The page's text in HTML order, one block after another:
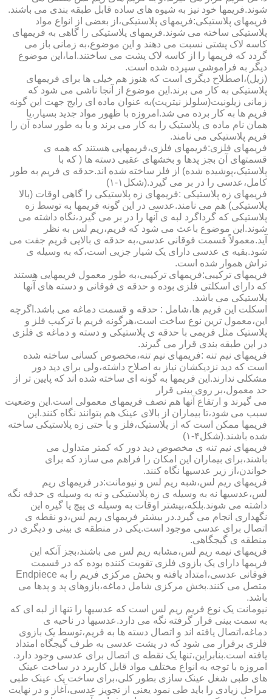
شوند.فریمها خود نیز به شیوه های ساده قابل طبقه بندی می باشند.
فریمهای پلاستیکی:فریمهای پلاستیکی،از بعضی از انواع مواد
پلاستیکی ساخته می شوند.فریمهای پلاستیکی را گاهی به فریمهای
کاسه لاک پشتی نسبت می دهند و این موضوع،به زمانی باز می
گردد که فریمها را از کاسه لاک پشت می ساختند.اما،این موضوع
دیگر به فراموشی سپرده شده است.
(زیل)،اصطلاح دیگری است که هنوز هم خیلی ها برای فریمهای
پلاستیکی به کار می برند.این موضوع از آنجا ناشی می شود که
زمانی زیلونیت(سلولز نیتریت)به عنوان ماده ای رایج جهت این گونه
فریم ها به کار برده می شد.امروزه با ظهور مواد جدید بسیار،یا
همان نام ماده ی پلاستیک را به کار می برند و یا به طور ساده آن را
فریم پلاستیکی می نامند.
فریمهای فلزی:فریمهای فلزی،فریمهایی هستند که همه ی
قسمتهای آن بجز پدها و بخشهای عقبی دسته ها ( که با
پلاستیک،پوشیده شده) از فلز ساخته شده اند.حدقه ی فریم به طور
کامل،عدسی را در بر می گیرد.(شکل۱-۱)
فریمهای زه پلاستیکی :فریمهای زه پلاستیکی را گاهی اوقات (بالا
پلاستیکی) هم می نامند.عدسی در این گونه فریمها به توسط زه
پلاستیکی که گرداگرد لبه ی آنها را در بر می گیرد،نگاه داشته می
شوند.این موضوع باعث می شود که فریم،ریم لس به نظر
آید.معمولاً قسمت فوقانی عدسی،به حدقه ی بالایی فریم جفت می
شود.بقیه ی عدسی دارای یک شیار جزیی است،که به وسیله ی
تراش هموار شده است.
فریمهای ترکیبی:فریمهای ترکیبی،به طور معمول فریمهایی هستند
که دارای اسکلتی فلزی بوده و حدقه ی فوقانی و دسته های آنها
پلاستیکی می باشد.
اسکلت این فریم ها،شامل : حدقه و قسمت دماغه می باشد.اگرچه
این،معمول ترین نوع ساخت است،هرگونه فریم با ترکیب فلز و
پلاستیک مثل فریمی با حدقه ی پلاستیکی و دسته و دماغه ی فلزی
در این طبقه بندی قرار می گیرند.
فریمهای نیم تنه :فریمهای نیم تنه،مخصوص کسانی ساخته شده
است که دید نزدیکشان نیاز به اصلاح داشته،ولی برای دید دور
مشکلی ندارند.این فریمها به گونه ای ساخته شده اند که پایین تر از
حد معمول،بر روی بینی قرار
می گیرند و ارتفاع آنها هم نصف فریمهای معمولی است.این وضعیت
سبب می شود،تا بیماران از بالای عینک هم بتوانند نگاه کنند.این
فریمها ممکن است که از پلاستیک،فلز و یا حتی زه پلاستیکی ساخته
شده باشند.(شکل۴-۱)
فریمهای نیم تنه ی مخصوص دید دور که کمتر متداول می
باشند،برای بیماران این امکان را فراهم می سازد که برای
خواندن،از زیر عدسیها نگاه کنند.
فریمهای ریم لس،شبه ریم لس و نیومانت:در فریمهای ریم
لس،عدسیها نه به وسیله ی زه پلاستیکی و نه به وسیله ی حدقه نگه
داشته می شوند.بلکه،بیشتر اوقات به وسیله ی پیچ یا گیره این
نگهداری انجام می گیرد.در بیشتر فریمهای ریم لس،دو نقطه ی
اتصال برای عدسی موجود است.یکی در منطقه ی بینی و دیگری در
منطقه ی گیجگاهی.
فریمهای نیمه ریم لس،مشابه ریم لس می باشند،بجز آنکه این
فریمها دارای یک بازوی فلزی تقویت کننده بوده که در قسمت
فوقانی عدسی،امتداد یافته و بخش مرکزی فریم را به Endpiece
متصل می کنند.بخش مرکزی شامل دماغه،بازوهای پد و پدها می
باشد.
نیومانت یک نوع فریم ریم لس است که عدسیها را تنها از لبه ای که
به سمت بینی قرار گرفته نگه می دارد.عدسیها در ناحیه ی
دماغه،اتصال یافته اند و اتصال دسته ها به فریم،توسط یک بازوی
فلزی برقرار می شود که در پشت عدسی به طرف گیجگاه امتداد
یافته است.بنابراین،تنها یک نقطه ی اتصال برای عدسی وجود دارد.
امروزه با توجه به انواع مختلف مواد قابل کاربرد در ساخت عینک
های طبی شغل عینک سازی بطور کلی،برای ساخت یک عینک طبی
مراحل زیادی را باید طی نمود یعنی از تجویز عدسی،آغاز و در نهایت